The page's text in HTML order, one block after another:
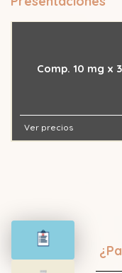
Comp. 10 mg x
Ver precios